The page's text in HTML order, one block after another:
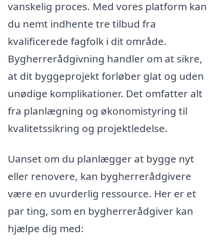
vanskelig proces. Med vores platform kan
du nemt indhente tre tilbud fra
kvalificerede fagfolk i dit område.
Bygherrerådgivning handler om at sikre,
at dit byggeprojekt forløber glat og uden
unødige komplikationer. Det omfatter alt
fra planlægning og økonomistyring til
kvalitetssikring og projektledelse.
Uanset om du planlægger at bygge nyt
eller renovere, kan bygherrerådgivere
være en uvurderlig ressource. Her er et
par ting, som en bygherrerådgiver kan
hjælpe dig med: